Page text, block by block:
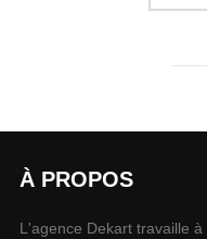
À PROPOS
L'agence Dekart travaille